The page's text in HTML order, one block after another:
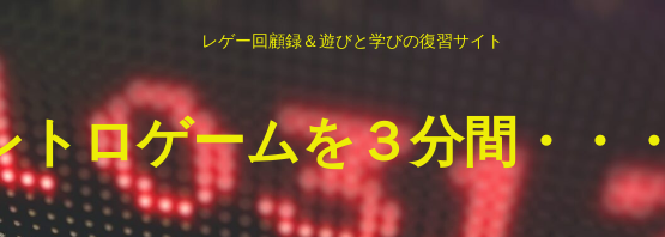
レゲー回顧録＆遊びと学びの復習サイト
トロゲームを３分間・・・